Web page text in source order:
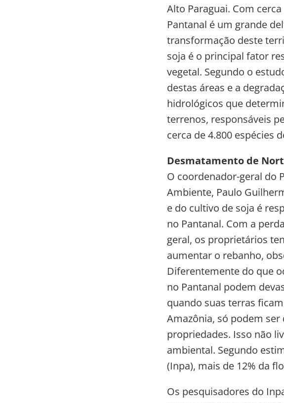
Alto Paraguai. Com
Pantanal é um grande
transformação deste
soja é o principal fator
vegetal. Segundo o
destas áreas e a
hidrológicos que
terrenos, responsáveis
cerca de 4.800 espécies
Desmatamento de
O coordenador-geral do
Ambiente, Paulo
e do cultivo de soja é
no Pantanal. Com a
geral, os proprietários
aumentar o rebanho,
Diferentemente do que
no Pantanal podem
quando suas terras
Amazônia, só podem
propriedades. Isso não
ambiental. Segundo
(Inpa), mais de 12% da
Os pesquisadores do